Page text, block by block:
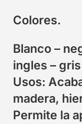
Colores.
Blanco –
ingles –
Usos:
madera,
Permite la